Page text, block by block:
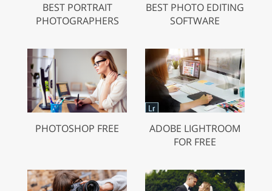
BEST PORTRAIT
PHOTOGRAPHERS
BEST PHOTO EDITING
SOFTWARE
PHOTOSHOP FREE
ADOBE LIGHTROOM
FOR FREE